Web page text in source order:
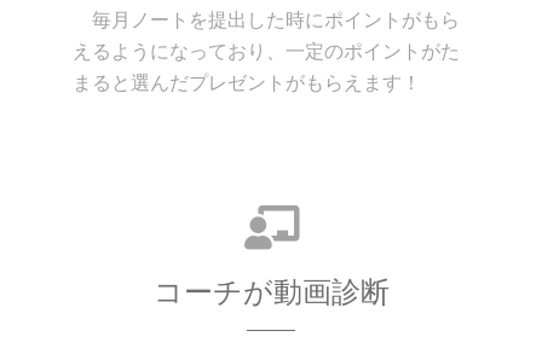
毎月ノートを提出した時にポイントがもら
えるようになっており、一定のポイントがた
まると選んだプレゼントがもらえます！
コーチが動画診断